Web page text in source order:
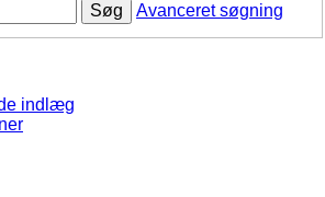
Søg Avanceret søgning
indlæg